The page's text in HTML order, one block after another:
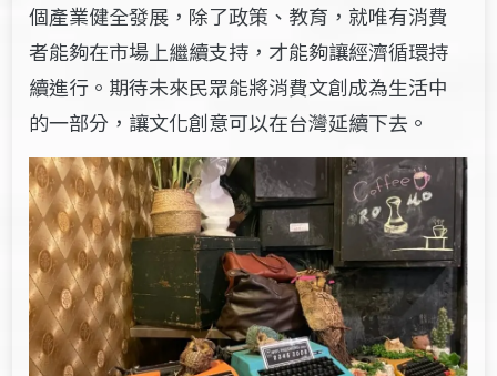
個產業健全發展，除了政策、教育，就唯有消費
者能夠在市場上繼續支持，才能夠讓經濟循環持
續進行。期待未來民眾能將消費文創成為生活中
的一部分，讓文化創意可以在台灣延續下去。